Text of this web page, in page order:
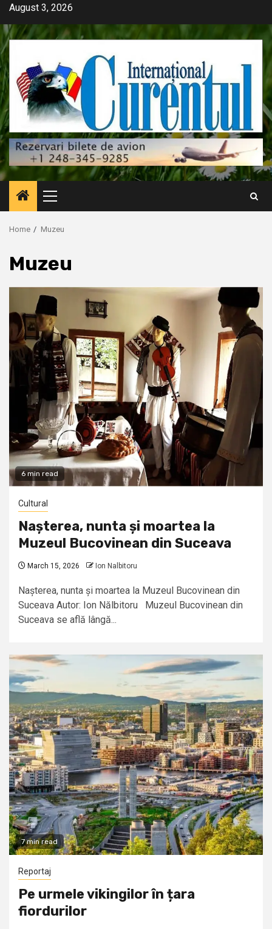
Skip
content
August 3, 2026
Primary
Menu
Home Muzeu
Muzeu
6 min read
Cultural
Nașterea, nunta și moartea la
Muzeul Bucovinean din Suceava
March 15, 2026 Ion Nalbitoru
Nașterea, nunta și moartea la Muzeul Bucovinean din
Suceava Autor: Ion Nălbitoru Muzeul Bucovinean din
Suceava se află lângă...
7 min read
Reportaj
Pe urmele vikingilor în țara
fiordurilor